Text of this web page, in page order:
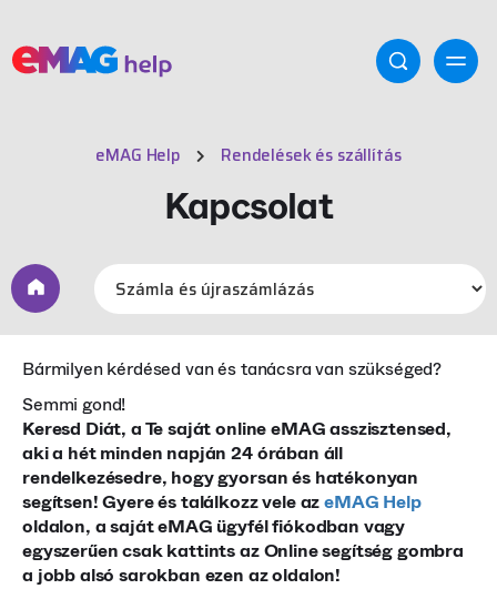
eMAG Help Rendelések és szállítás
Kapcsolat
Bármilyen kérdésed van és tanácsra van szükséged?
Semmi gond!
Keresd Diát, a Te saját online eMAG asszisztensed,
aki a hét minden napján 24 órában áll
rendelkezésedre, hogy gyorsan és hatékonyan
segítsen! Gyere és találkozz vele azeMAG Help
oldalon, a saját eMAG ügyfél fiókodban vagy
egyszerűen csak kattints az Online segítség gombra
a jobb alsó sarokban ezen az oldalon!